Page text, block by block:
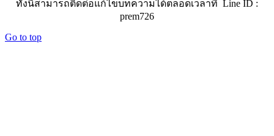
ทั้งนี้สามารถติดต่อแก้ไขบทความได้ตลอดเวลาที่ Line ID :
prem726
Go to top